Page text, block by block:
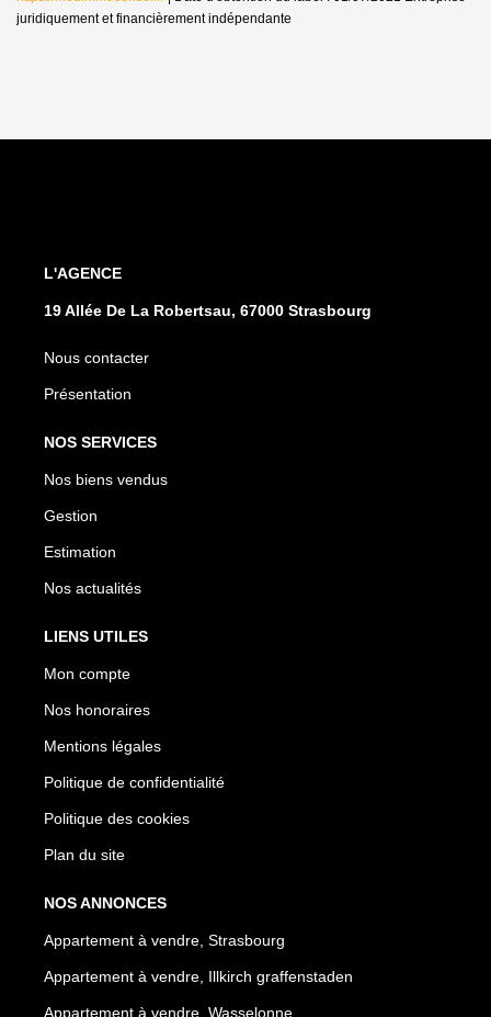
juridiquement et financièrement indépendante
L'AGENCE
19 Allée De La Robertsau, 67000 Strasbourg
Nous contacter
Présentation
NOS SERVICES
Nos biens vendus
Gestion
Estimation
Nos actualités
LIENS UTILES
Mon compte
Nos honoraires
Mentions légales
Politique de confidentialité
Politique des cookies
Plan du site
NOS ANNONCES
Appartement à vendre, Strasbourg
Appartement à vendre, Illkirch graffenstaden
Appartement à vendre, Wasselonne